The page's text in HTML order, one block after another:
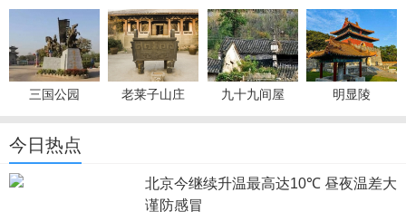
三国公园 老莱子山庄 九十九间屋 明显陵
今日热点
北京今继续升温最高达10℃ 昼夜温差大
谨防感冒